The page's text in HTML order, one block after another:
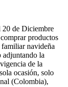
de Diciembre
productos
navideña
adjuntando la
de la
ocasión, solo
(Colombia),